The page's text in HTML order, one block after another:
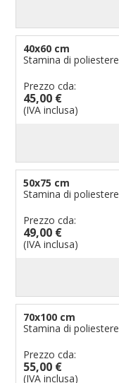
40x60 cm
Stamina di poliestere
Prezzo cda:
45,00 €
(IVA inclusa)
50x75 cm
Stamina di poliestere
Prezzo cda:
49,00 €
(IVA inclusa)
70x100 cm
Stamina di poliestere
Prezzo cda:
55,00 €
(IVA inclusa)